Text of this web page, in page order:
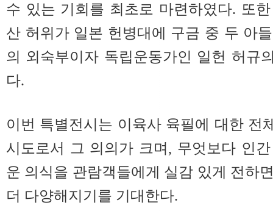
수 있는 기회를 최초로 마련하였다. 또
산 허위가 일본 헌병대에 구금 중 두 아
의 외숙부이자 독립운동가인 일헌 허규
다.
이번 특별전시는 이육사 육필에 대한 전
시도로서 그 의의가 크며, 무엇보다 인
운 의식을 관람객들에게 실감 있게 전하
더 다양해지기를 기대한다.